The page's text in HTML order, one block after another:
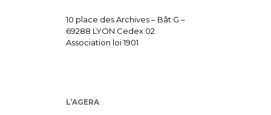
10 place des Archives – Bât G –
69288 LYON Cedex 02
Association loi 1901
L’AGERA